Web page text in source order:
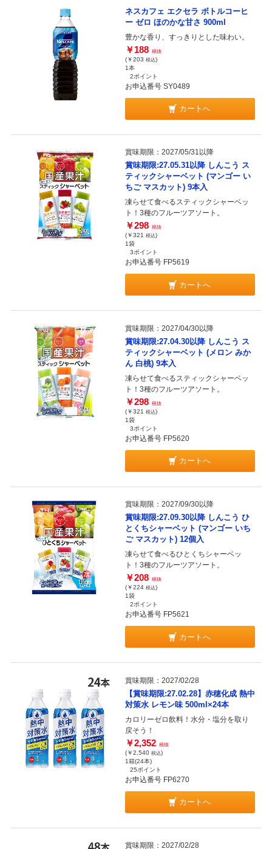
ネスカフェ エクセラ ボトルコーヒ
ー ゼロ ほのかな甘さ 900ml
豊かな香り、すっきりとした味わい。
￥188 税抜
(￥203 税込)
1本
2ポイント
お申込番号 SY0489
カートへ
賞味期限：2027/05/31以降
賞味期限:27.05.31以降 しんこう ス
ティックシャーベット (マンゴー い
ちご マスカット) 9本入
凍らせて食べるスティックシャーベッ
ト！3種のフルーツアソート。
￥298 税抜
(￥321 税込)
1袋
3ポイント
お申込番号 FP5619
カートへ
賞味期限：2027/04/30以降
賞味期限:27.04.30以降 しんこう ス
ティックシャーベット (メロン みか
ん 白桃) 9本入
凍らせて食べるスティックシャーベッ
ト！3種のフルーツアソート。
￥298 税抜
(￥321 税込)
1袋
3ポイント
お申込番号 FP5620
カートへ
賞味期限：2027/09/30以降
賞味期限:27.09.30以降 しんこう ひ
とくちシャーベット (マンゴー いち
ご マスカット) 12個入
凍らせて食べるひとくちシャーベッ
ト！3種のフルーツアソート。
￥208 税抜
(￥224 税込)
1袋
2ポイント
お申込番号 FP5621
カートへ
賞味期限：2027/02/28
【賞味期限:27.02.28】赤穂化成 熱中
対策水 レモン味 500ml×24本
カロリーゼロ飲料！水分・塩分を取り
戻そう！
￥2,352 税抜
(￥2,540 税込)
1箱(24本)
25ポイント
お申込番号 FP6270
カートへ
賞味期限：2027/02/28